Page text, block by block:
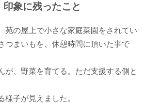
象に残ったこと
苑の屋上で小さな家庭菜園をされてい
つまいもを、休憩時間に頂いた事で
が、野菜を育てる。ただ支援する側と
様子が見えました。